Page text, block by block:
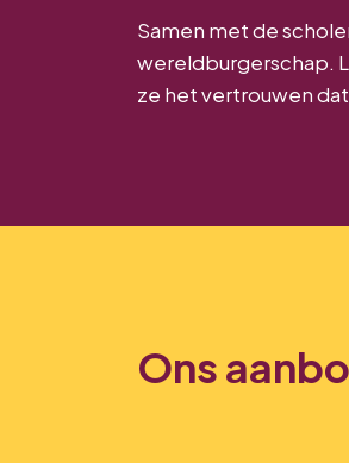
Samen met de
wereldburgerschap.
ze het vertrouwen
Ons